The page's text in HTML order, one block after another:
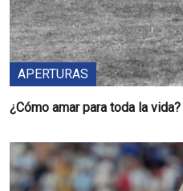
APERTURAS
¿Cómo amar para toda la vida?